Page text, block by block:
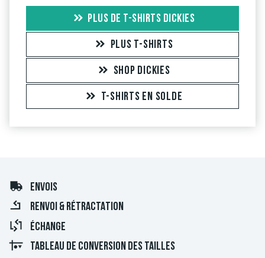
PLUS DE T-SHIRTS DICKIES
PLUS T-SHIRTS
SHOP DICKIES
T-SHIRTS EN SOLDE
ENVOIS
RENVOI & RÉTRACTATION
ÉCHANGE
TABLEAU DE CONVERSION DES TAILLES